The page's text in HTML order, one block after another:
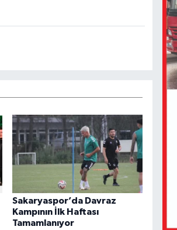
Sakaryaspor’da Davraz
Kampının İlk Haftası
Tamamlanıyor